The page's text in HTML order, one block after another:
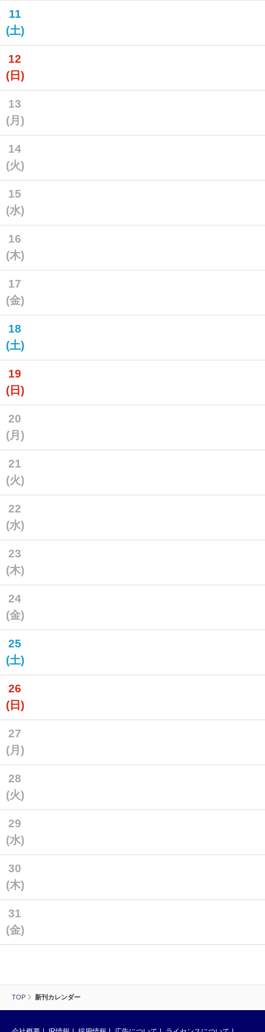
TOP 新刊カレンダー
11
(土)
12
(日)
13
(月)
14
(火)
15
(水)
16
(木)
17
(金)
18
(土)
19
(日)
20
(月)
21
(火)
22
(水)
23
(木)
24
(金)
25
(土)
26
(日)
27
(月)
28
(火)
29
(水)
30
(木)
31
(金)